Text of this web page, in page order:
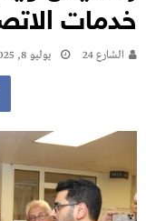
خدمات
الشارع 24 يوليو 8, 2025